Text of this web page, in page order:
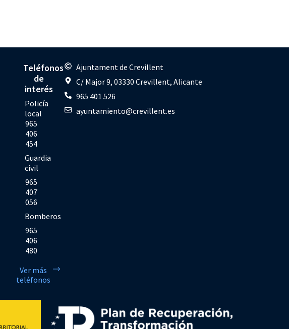
Teléfonos
de
interés
Policía
local
965
406
454
Guardia
civil
965
407
056
Bomberos
965
406
480
Ver más
teléfonos
Ajuntament de Crevillent
C/ Major 9, 03330 Crevillent, Alicante
965 401 526
ayuntamiento@crevillent.es